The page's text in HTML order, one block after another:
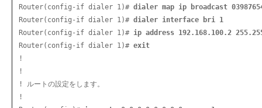
Router(config-if dialer 1)# dialer map ip broadcast
Router(config-if dialer 1)# dialer interface bri 1
Router(config-if dialer 1)# ip address 192.168.100.2
Router(config-if dialer 1)# exit
!
!
! ルートの設定をします。
!